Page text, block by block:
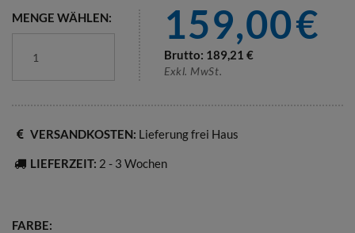
MENGE WÄHLEN: 159,00€
Brutto: 189,21 €
Exkl. MwSt.
VERSANDKOSTEN: Lieferung frei Haus
LIEFERZEIT: 2 - 3 Wochen
FARBE: